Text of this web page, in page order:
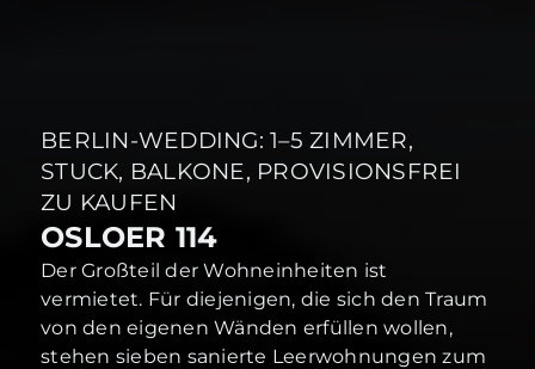
BERLIN-WEDDING: 1–5 ZIMMER,
STUCK, BALKONE, PROVISIONSFREI
ZU KAUFEN
OSLOER 114
Der Großteil der Wohneinheiten ist
vermietet. Für diejenigen, die sich den Traum
von den eigenen Wänden erfüllen wollen,
stehen sieben sanierte Leerwohnungen zum